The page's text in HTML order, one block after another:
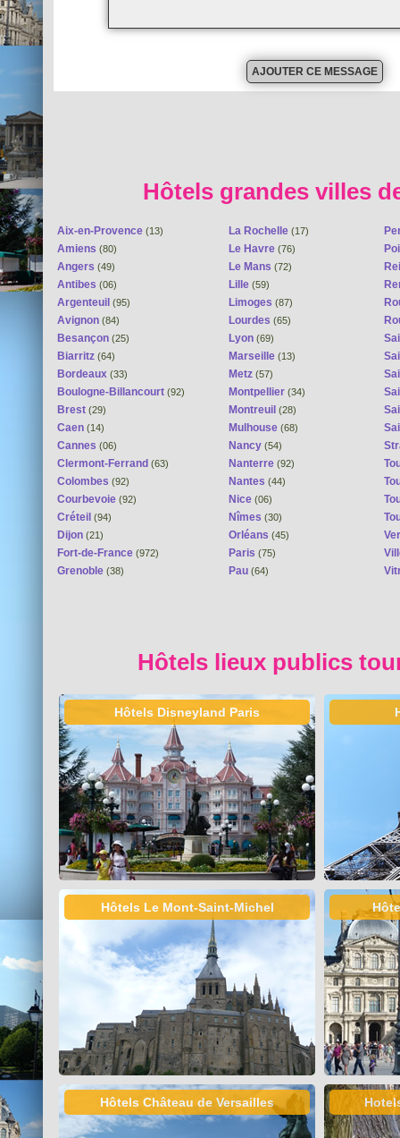
Hôtels grandes villes
Aix-en-Provence (13)
Amiens (80)
Angers (49)
Antibes (06)
Argenteuil (95)
Avignon (84)
Besançon (25)
Biarritz (64)
Bordeaux (33)
Boulogne-Billancourt (92)
Brest (29)
Caen (14)
Cannes (06)
Clermont-Ferrand (63)
Colombes (92)
Courbevoie (92)
Créteil (94)
Dijon (21)
Fort-de-France (972)
Grenoble (38)
La Rochelle (17)
Le Havre (76)
Le Mans (72)
Lille (59)
Limoges (87)
Lourdes (65)
Lyon (69)
Marseille (13)
Metz (57)
Montpellier (34)
Montreuil (28)
Mulhouse (68)
Nancy (54)
Nanterre (92)
Nantes (44)
Nice (06)
Nîmes (30)
Orléans (45)
Paris (75)
Pau (64)
Hôtels lieux publics
Hôtels Disneyland Paris
Hôtels Le Mont-Saint-Michel
Hôtels Château de Versailles